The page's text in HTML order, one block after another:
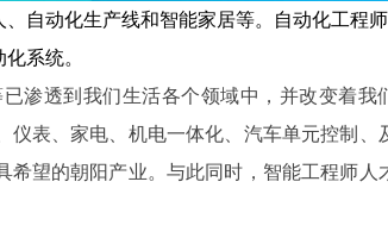
自动化生产线和智能家居等。自动化工程
系统。
渗透到我们生活各个领域中，并改变着我
表、家电、机电一体化、汽车单元控制、
望的朝阳产业。与此同时，智能工程师人